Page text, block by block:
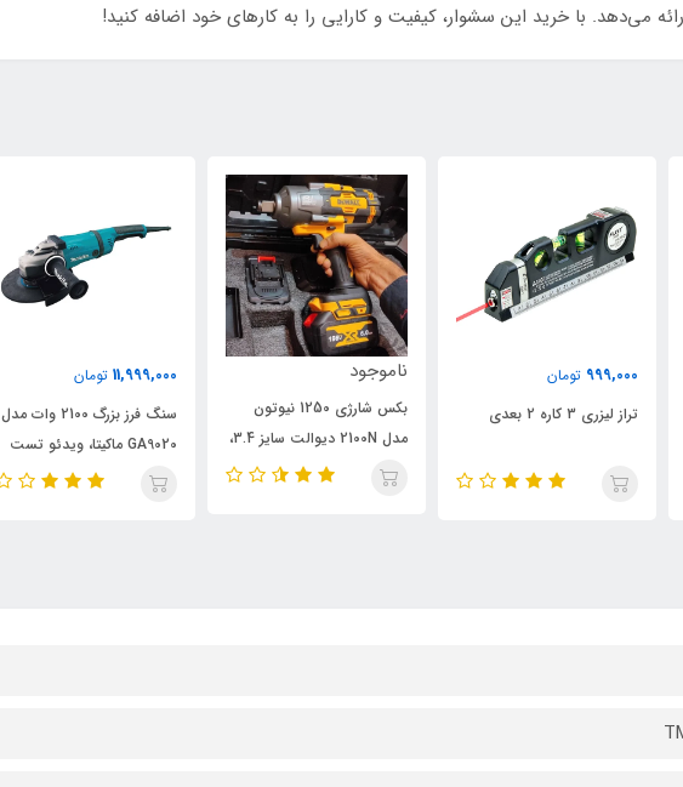
می‌دهد. با خرید این سشوار، کیفیت و کارایی را به کارهای خود اضافه کنید!
999,000 تومان
تراز لیزری 3 کاره 2 بعدی
ناموجود
بکس شارژی 1250 نیوتون
مدل 2100N دیوالت سایز 3.4،
ویدئو تست پائین صفحه
11,999,000 تومان
سنگ فرز بزرگ 2100 وات مدل
GA9020 ماکیتا، ویدئو تست
پائین صفحه